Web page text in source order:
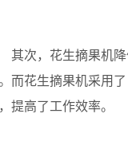
次，花生摘果机降
而花生摘果机采用
提高了工作效率。